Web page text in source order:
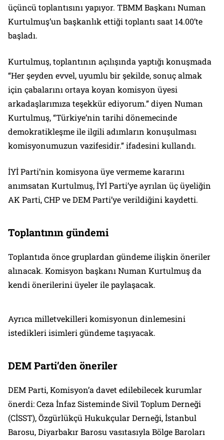
üçüncü toplantısını yapıyor. TBMM Başkanı Numan
Kurtulmuş’un başkanlık ettiği toplantı saat 14.00’te
başladı.
Kurtulmuş, toplantının açılışında yaptığı konuşmada
“Her şeyden evvel, uyumlu bir şekilde, sonuç almak
için çabalarını ortaya koyan komisyon üyesi
arkadaşlarımıza teşekkür ediyorum.” diyen Numan
Kurtulmuş, “Türkiye’nin tarihi dönemecinde
demokratikleşme ile ilgili adımların konuşulması
komisyonumuzun vazifesidir.” ifadesini kullandı.
İYİ Parti’nin komisyona üye vermeme kararını
anımsatan Kurtulmuş, İYİ Parti’ye ayrılan üç üyeliğin
AK Parti, CHP ve DEM Parti’ye verildiğini kaydetti.
Toplantının gündemi
Toplantıda önce gruplardan gündeme ilişkin öneriler
alınacak. Komisyon başkanı Numan Kurtulmuş da
kendi önerilerini üyeler ile paylaşacak.
Ayrıca milletvekilleri komisyonun dinlemesini
istedikleri isimleri gündeme taşıyacak.
DEM Parti’den öneriler
DEM Parti, Komisyon’a davet edilebilecek kurumlar
önerdi: Ceza İnfaz Sisteminde Sivil Toplum Derneği
(CİSST), Özgürlükçü Hukukçular Derneği, İstanbul
Barosu, Diyarbakır Barosu vasıtasıyla Bölge Baroları